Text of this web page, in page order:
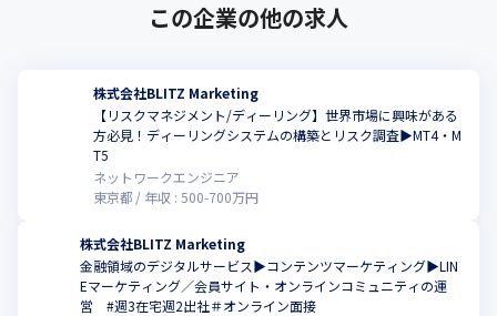
この企業の他の求人
株式会社BLITZ Marketing
【リスクマネジメント/ディーリング】世界市場に興味がある
方必見！ディーリングシステムの構築とリスク調査▶MT4・M
T5
ネットワークエンジニア
東京都
年収 : 500-700万円
株式会社BLITZ Marketing
金融領域のデジタルサービス▶コンテンツマーケティング▶LIN
Eマーケティング／会員サイト・オンラインコミュニティの運
営 #週3在宅週2出社＃オンライン面接